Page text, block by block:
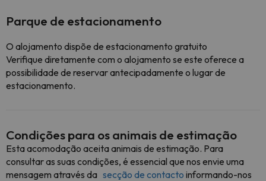
Parque de estacionamento
O alojamento dispõe de estacionamento gratuito
Verifique diretamente com o alojamento se este oferece a
possibilidade de reservar antecipadamente o lugar de
estacionamento.
Condições para os animais de estimação
Esta acomodação aceita animais de estimação. Para
consultar as suas condições, é essencial que nos envie uma
mensagem através da secção de contacto informando-nos